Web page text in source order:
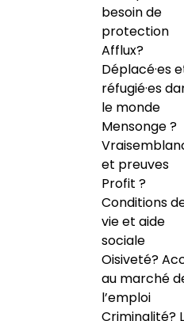
besoin de
protection
Afflux?
Déplacé·es
réfugié·es
le monde
Mensonge ?
et preuves
Profit ?
Conditions
vie et aide
sociale
Oisiveté?
au marché
l’emploi
Criminalité?